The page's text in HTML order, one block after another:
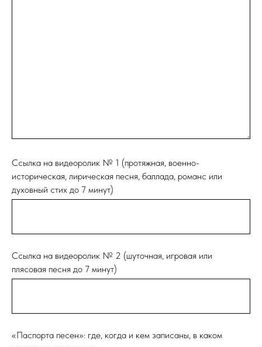
Ссылка на видеоролик № 1 (протяжная, военно-
историческая, лирическая песня, баллада, романс или
духовный стих до 7 минут)
Ссылка на видеоролик № 2 (шуточная, игровая или
плясовая песня до 7 минут)
«Паспорта песен»: где, когда и кем записаны, в каком